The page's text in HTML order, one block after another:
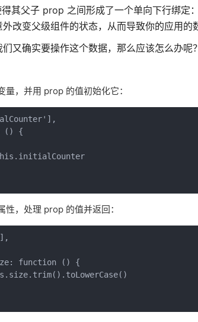
其父子 prop 之间形成了一个单向下行绑定
改变父级组件的状态，从而导致你的应用的
又确实要操作这个数据，那么应该怎么办呢？
量，并用 prop 的值初始化它：
() {
性，处理 prop 的值并返回：
function () {